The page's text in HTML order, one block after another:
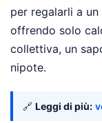
per regalarli a
offrendo solo
collettiva, un
nipote.
🔗 Leggi di più: